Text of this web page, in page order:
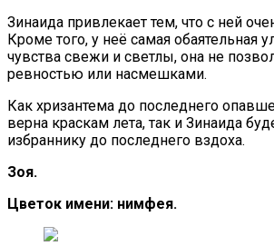
Зинаида привлекает тем, что с ней
Кроме того, у неё самая обаятельная
чувства свежи и светлы, она не
ревностью или насмешками.
Как хризантема до последнего
верна краскам лета, так и Зинаида
избраннику до последнего вздоха.
Зоя.
Цветок имени: нимфея.